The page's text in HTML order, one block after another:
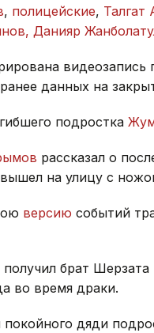
, полицейские, Талгат
Данияр
видеозапись
данных на
подростка
рассказал о
на улицу с
версию событий
получил брат
во время драки.
покойного дяди